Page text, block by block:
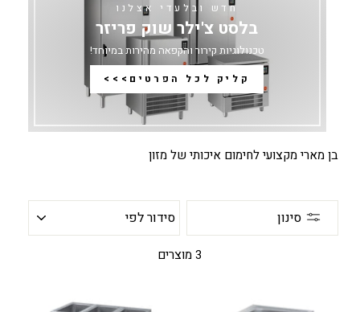
חדש ובלעדי אצלנו
בלסט צ'ילר שוק פריזר
טכנולוגיות קירור והקפאה מהירות במיוחד!
קליק לכל הפרטים>>>
בן מארי מקצועי לחימום איכותי של מזון
סינון
סידור
לפי
3 מוצרים